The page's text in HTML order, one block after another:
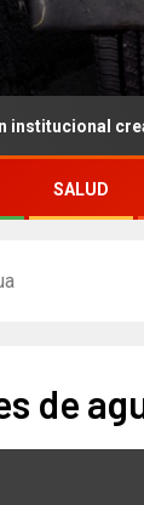
creativa:
SALUD
de